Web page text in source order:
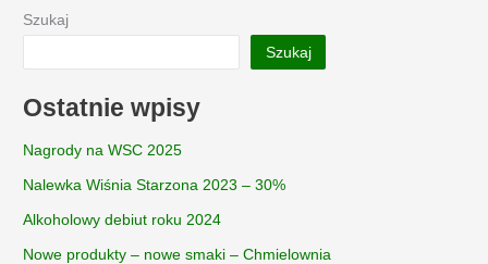
2023”
Szukaj
Szukaj
Ostatnie wpisy
Nagrody na WSC 2025
Nalewka Wiśnia Starzona 2023 – 30%
Alkoholowy debiut roku 2024
Nowe produkty – nowe smaki – Chmielownia